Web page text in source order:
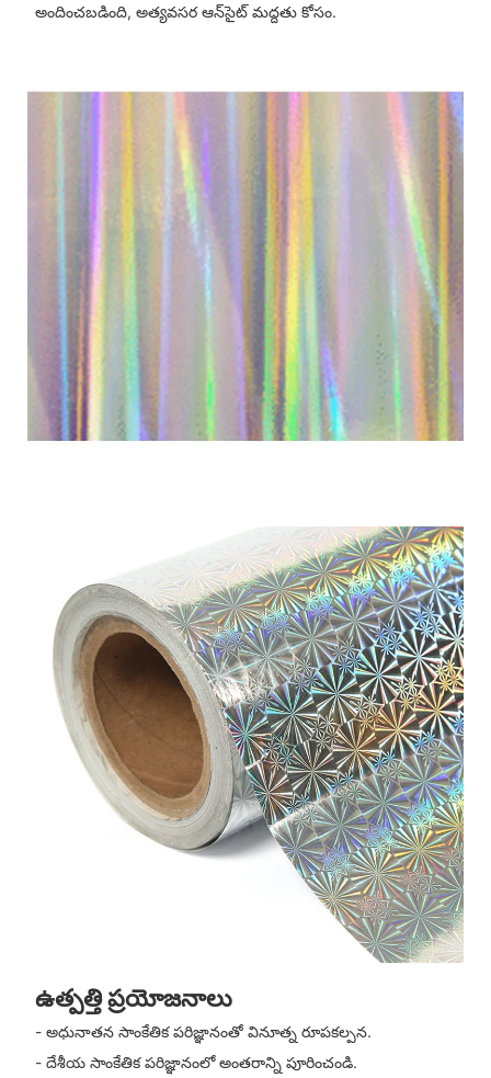
అందించబడింది, అత్యవసర ఆన్‌సైట్ మద్దతు కోసం.
ఉత్పత్తి ప్రయోజనాలు
- అధునాతన సాంకేతిక పరిజ్ఞానంతో వినూత్న రూపకల్పన.
- దేశీయ సాంకేతిక పరిజ్ఞానంలో అంతరాన్ని పూరించండి.